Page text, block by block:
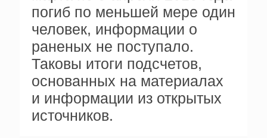
погиб по меньшей мере один
человек, информации о
раненых не поступало.
Таковы итоги подсчетов,
основанных на материалах
и информации из открытых
источников.